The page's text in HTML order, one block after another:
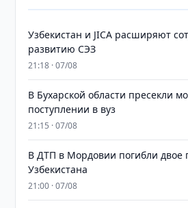
Узбекистан и JICA расширяют
развитию СЭЗ
21:18 · 07/08
В Бухарской области пресекли
поступлении в вуз
21:15 · 07/08
В ДТП в Мордовии погибли двое
Узбекистана
21:00 · 07/08